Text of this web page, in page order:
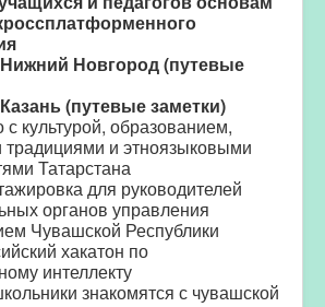
Новгород (путевые
(путевые заметки)
с культурой, образованием,
и этноязыковыми
Татарстана
для руководителей
органов управления
Чувашской Республики
хакатон по
интеллекту
знакомятся с чувашской